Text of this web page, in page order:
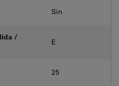
Sin
/
E
25